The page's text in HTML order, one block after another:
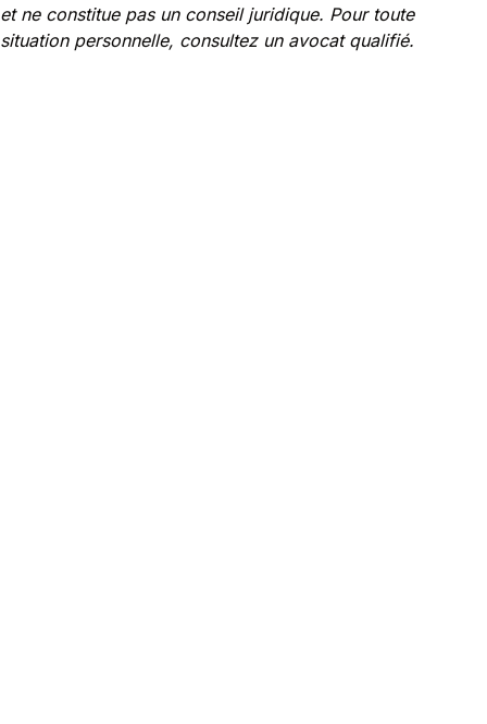
et ne constitue pas un conseil juridique. Pour toute
situation personnelle, consultez un avocat qualifié.